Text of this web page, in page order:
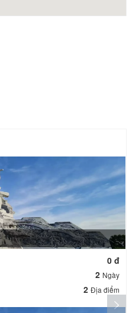
0 đ
2 Ngày
2 Địa điểm